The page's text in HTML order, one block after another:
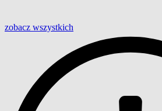
zobacz wszystkich